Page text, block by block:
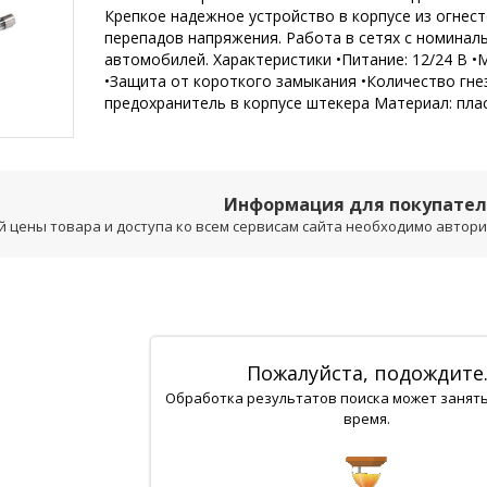
Крепкое надежное устройство в корпусе из
перепадов напряжения. Работа в сетях с
автомобилей. Характеристики •Питание: 12/24 В
•Защита от короткого замыкания •Количество
предохранитель в корпусе штекера Материал:
Информация для
товара и доступа ко всем сервисам сайта необходимо
Пожалуйста, подождите.
Обработка результатов поиска может
время.